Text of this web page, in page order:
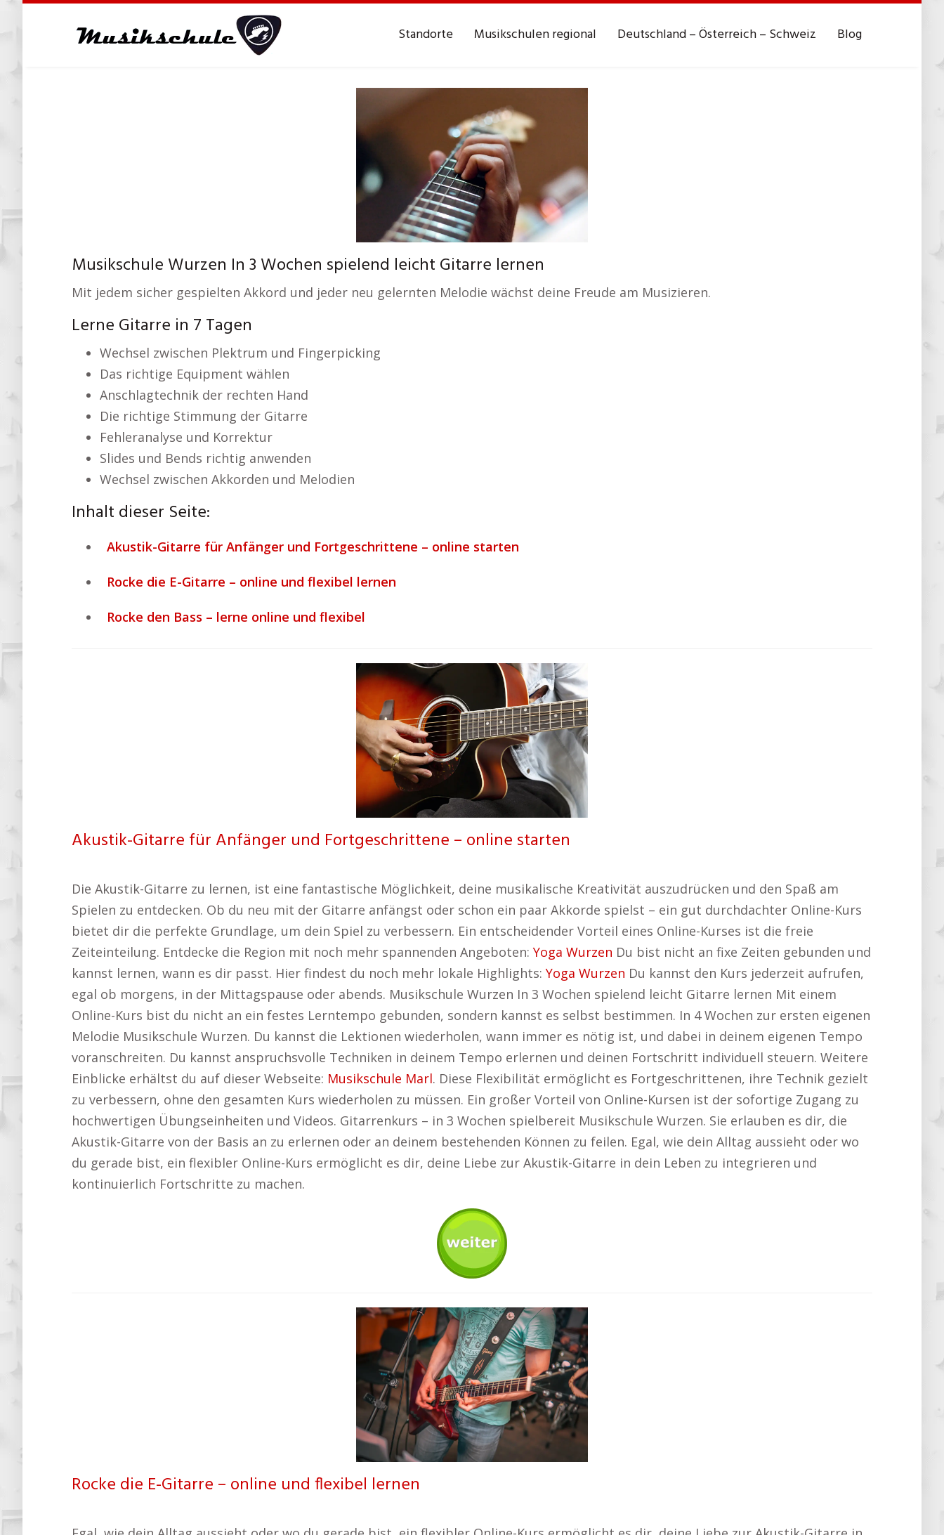
content
Standorte Musikschulen regional Deutschland – Österreich – Schweiz Blog
Musikschule Wurzen In 3 Wochen spielend leicht Gitarre lernen
Mit jedem sicher gespielten Akkord und jeder neu gelernten Melodie wächst deine Freude am Musizieren.
Lerne Gitarre in 7 Tagen
Wechsel zwischen Plektrum und Fingerpicking
Das richtige Equipment wählen
Anschlagtechnik der rechten Hand
Die richtige Stimmung der Gitarre
Fehleranalyse und Korrektur
Slides und Bends richtig anwenden
Wechsel zwischen Akkorden und Melodien
Inhalt dieser Seite:
Akustik-Gitarre für Anfänger und Fortgeschrittene – online starten
Rocke die E-Gitarre – online und flexibel lernen
Rocke den Bass – lerne online und flexibel
Akustik-Gitarre für Anfänger und Fortgeschrittene – online starten
Die Akustik-Gitarre zu lernen, ist eine fantastische Möglichkeit, deine musikalische Kreativität auszudrücken und den Spaß am
Spielen zu entdecken. Ob du neu mit der Gitarre anfängst oder schon ein paar Akkorde spielst – ein gut durchdachter Online-Kurs
bietet dir die perfekte Grundlage, um dein Spiel zu verbessern. Ein entscheidender Vorteil eines Online-Kurses ist die freie
Zeiteinteilung. Entdecke die Region mit noch mehr spannenden Angeboten: Yoga Wurzen Du bist nicht an fixe Zeiten gebunden und
kannst lernen, wann es dir passt. Hier findest du noch mehr lokale Highlights: Yoga Wurzen Du kannst den Kurs jederzeit aufrufen,
egal ob morgens, in der Mittagspause oder abends. Musikschule Wurzen In 3 Wochen spielend leicht Gitarre lernen Mit einem
Online-Kurs bist du nicht an ein festes Lerntempo gebunden, sondern kannst es selbst bestimmen. In 4 Wochen zur ersten eigenen
Melodie Musikschule Wurzen. Du kannst die Lektionen wiederholen, wann immer es nötig ist, und dabei in deinem eigenen Tempo
voranschreiten. Du kannst anspruchsvolle Techniken in deinem Tempo erlernen und deinen Fortschritt individuell steuern. Weitere
Einblicke erhältst du auf dieser Webseite: Musikschule Marl. Diese Flexibilität ermöglicht es Fortgeschrittenen, ihre Technik gezielt
zu verbessern, ohne den gesamten Kurs wiederholen zu müssen. Ein großer Vorteil von Online-Kursen ist der sofortige Zugang zu
hochwertigen Übungseinheiten und Videos. Gitarrenkurs – in 3 Wochen spielbereit Musikschule Wurzen. Sie erlauben es dir, die
Akustik-Gitarre von der Basis an zu erlernen oder an deinem bestehenden Können zu feilen. Egal, wie dein Alltag aussieht oder wo
du gerade bist, ein flexibler Online-Kurs ermöglicht es dir, deine Liebe zur Akustik-Gitarre in dein Leben zu integrieren und
kontinuierlich Fortschritte zu machen.
Rocke die E-Gitarre – online und flexibel lernen